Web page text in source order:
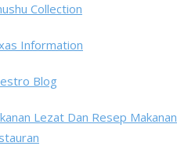
Collection
Information
Blog
Lezat Dan Resep Makanan